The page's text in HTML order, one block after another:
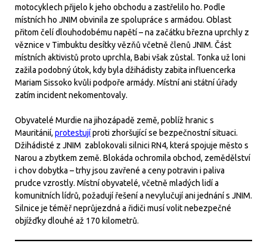
motocyklech přijelo k jeho obchodu a zastřelilo ho. Podle
místních ho JNIM obvinila ze spolupráce s armádou. Oblast
přitom čelí dlouhodobému napětí – na začátku března uprchly z
věznice v Timbuktu desítky vězňů včetně členů JNIM. Část
místních aktivistů proto uprchla, Babi však zůstal. Tonka už loni
zažila podobný útok, kdy byla džihádisty zabita influencerka
Mariam Sissoko kvůli podpoře armády. Místní ani státní úřady
zatím incident nekomentovaly.
Obyvatelé Murdie na jihozápadě země, poblíž hranic s
Mauritánií, protestujíproti zhoršující se bezpečnostní situaci.
Džihádisté z JNIM zablokovali silnici RN4, která spojuje město s
Narou a zbytkem země. Blokáda ochromila obchod, zemědělství
i chov dobytka – trhy jsou zavřené a ceny potravin i paliva
prudce vzrostly. Místní obyvatelé, včetně mladých lidí a
komunitních lídrů, požadují řešení a nevylučují ani jednání s JNIM.
Silnice je téměř neprůjezdná a řidiči musí volit nebezpečné
objížďky dlouhé až 170 kilometrů.